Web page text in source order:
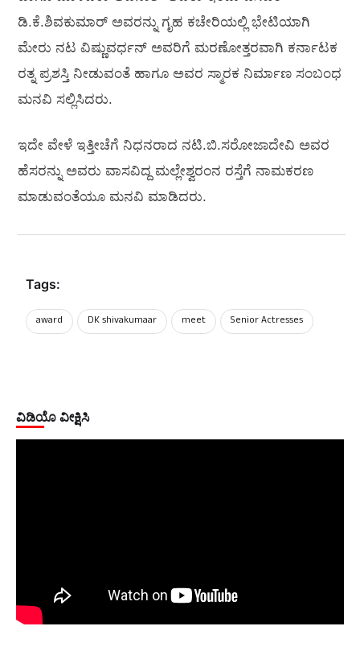
ಡಿ.ಕೆ.ಶಿವಕುಮಾರ್‌ ಅವರನ್ನು ಗೃಹ ಕಚೇರಿಯಲ್ಲಿ ಭೇಟಿಯಾಗಿ
ಮೇರು ನಟ ವಿಷ್ಣುವರ್ಧನ್‌ ಅವರಿಗೆ ಮರಣೋತ್ತರವಾಗಿ ಕರ್ನಾಟಕ
ರತ್ನ ಪ್ರಶಸ್ತಿ ನೀಡುವಂತೆ ಹಾಗೂ ಅವರ ಸ್ಮಾರಕ ನಿರ್ಮಾಣ ಸಂಬಂಧ
ಮನವಿ ಸಲ್ಲಿಸಿದರು.
ಇದೇ ವೇಳೆ ಇತ್ತೀಚೆಗೆ ನಿಧನರಾದ ನಟಿ.ಬಿ.ಸರೋಜಾದೇವಿ ಅವರ
ಹೆಸರನ್ನು ಅವರು ವಾಸವಿದ್ದ ಮಲ್ಲೇಶ್ವರಂನ ರಸ್ತೆಗೆ ನಾಮಕರಣ
ಮಾಡುವಂತೆಯೂ ಮನವಿ ಮಾಡಿದರು.
Tags:
award DK shivakumaar meet Senior Actresses
ವಿಡಿಯೊ ವೀಕ್ಷಿಸಿ